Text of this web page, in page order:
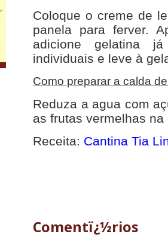
Coloque o creme de
panela para ferver.
adicione gelatina
individuais e leve à
Como preparar a calda
Reduza a agua com
as frutas vermelhas
Receita: Cantina Tia
Comentï¿½rios